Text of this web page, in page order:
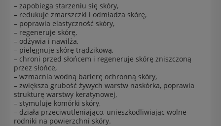
– zapobiega starzeniu się skóry,
– redukuje zmarszczki i odmładza skórę,
– poprawia elastyczność skóry,
– regeneruje skórę,
– odżywia i nawilża,
– pielęgnuje skórę trądzikową,
– chroni przed słońcem i regeneruje skórę zniszczoną
przez słońce,
– wzmacnia wodną barierę ochronną skóry,
– zwiększa grubość żywych warstw naskórka, poprawia
strukturę warstwy keratynowej,
– stymuluje komórki skóry,
– działa przeciwutleniająco, unieszkodliwiając wolne
rodniki na powierzchni skóry.